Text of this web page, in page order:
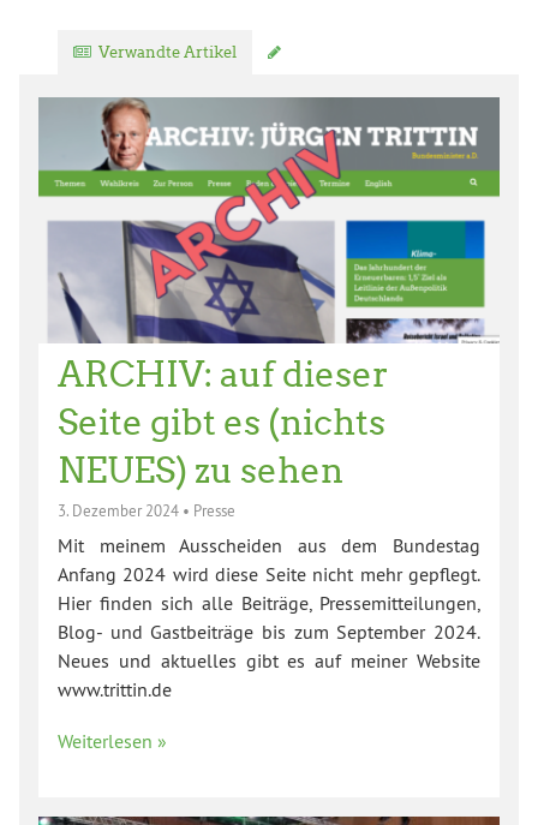
Verwandte Artikel
ARCHIV: auf dieser
Seite gibt es (nichts
NEUES) zu sehen
3. Dezember 2024 • Presse
Mit meinem Ausscheiden aus dem Bundestag
Anfang 2024 wird diese Seite nicht mehr gepflegt.
Hier finden sich alle Beiträge, Pressemitteilungen,
Blog- und Gastbeiträge bis zum September 2024.
Neues und aktuelles gibt es auf meiner Website
www.trittin.de
Weiterlesen »